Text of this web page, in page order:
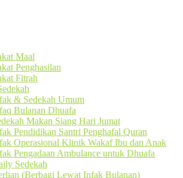
Maal
Penghasilan
Fitrah
& Sedekah Umum
Bulanan Dhuafa
Makan Siang Hari Jumat
Pendidikan Santri Penghafal Quran
Operasional Klinik Wakaf Ibu dan Anak
Pengadaan Ambulance untuk Dhuafa
Sedekah
(Berbagi Lewat Infak Bulanan)